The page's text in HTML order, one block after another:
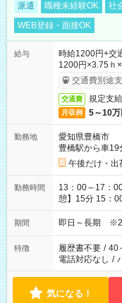
派遣 職種未経験OK 社
WEB登録・面接OK
給与
時給1200円+
1200円×3.75ｈ
交通費別途
交通費 規定支
月収例 5～10万
勤務地
愛知県豊橋市
豊橋駅から車19
午後だけ・出
勤務時間
13：00～17：00 ※実働
憩】15分 15：
期間 即日～長期
特徴 履歴書不要 / 40
電話対応なし /
気になる！